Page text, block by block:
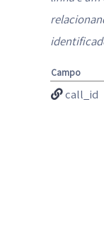
Campo
call_id